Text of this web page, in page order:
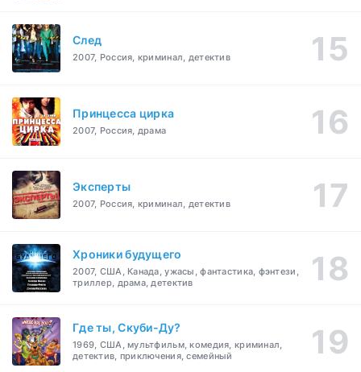
След
2007, Россия, криминал, детектив
Принцесса цирка
2007, Россия, драма
Эксперты
2007, Россия, криминал, детектив
Хроники будущего
2007, США, Канада, ужасы, фантастика, фэнтези,
триллер, драма, детектив
Где ты, Скуби-Ду?
1969, США, мультфильм, комедия, криминал,
детектив, приключения, семейный